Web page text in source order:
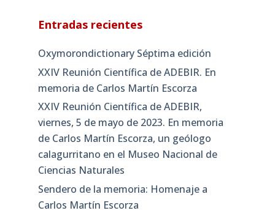
Entradas recientes
Oxymorondictionary Séptima edición
XXIV Reunión Científica de ADEBIR. En
memoria de Carlos Martín Escorza
XXIV Reunión Científica de ADEBIR,
viernes, 5 de mayo de 2023. En memoria
de Carlos Martín Escorza, un geólogo
calagurritano en el Museo Nacional de
Ciencias Naturales
Sendero de la memoria: Homenaje a
Carlos Martín Escorza